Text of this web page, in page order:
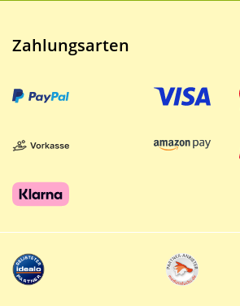
Zahlungsarten